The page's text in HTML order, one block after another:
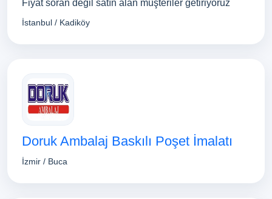
Fiyat soran değil satın alan müşteriler getiriyoruz
İstanbul / Kadiköy
Doruk Ambalaj Baskılı Poşet İmalatı
İzmir / Buca